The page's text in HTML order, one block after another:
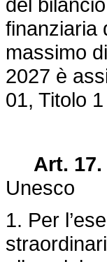
finanziaria
massimo
2027 è
01, Titolo
Art. 17.
Unesco
1. Per